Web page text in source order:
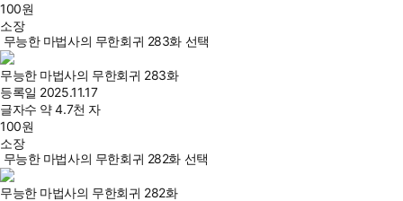
100원
소장
무능한 마법사의 무한회귀 283화 선택
무능한 마법사의 무한회귀 283화
등록일 2025.11.17
글자수 약 4.7천 자
100원
소장
무능한 마법사의 무한회귀 282화 선택
무능한 마법사의 무한회귀 282화